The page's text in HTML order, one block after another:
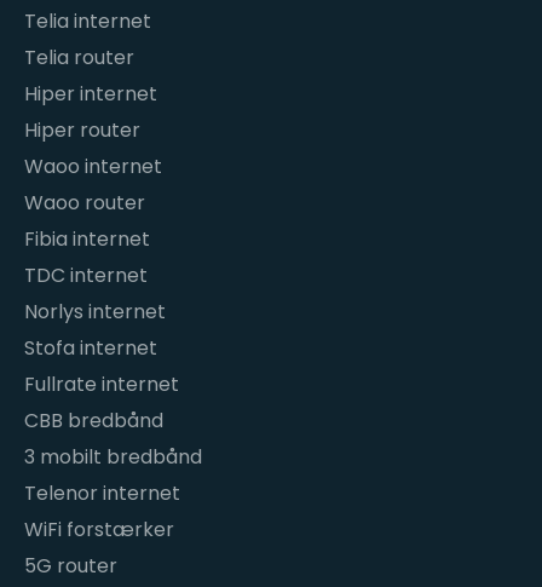
Telia internet
Telia router
Hiper internet
Hiper router
Waoo internet
Waoo router
Fibia internet
TDC internet
Norlys internet
Stofa internet
Fullrate internet
CBB bredbånd
3 mobilt bredbånd
Telenor internet
WiFi forstærker
5G router